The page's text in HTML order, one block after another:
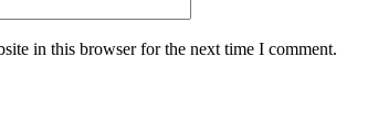
in this browser for the next time I comment.